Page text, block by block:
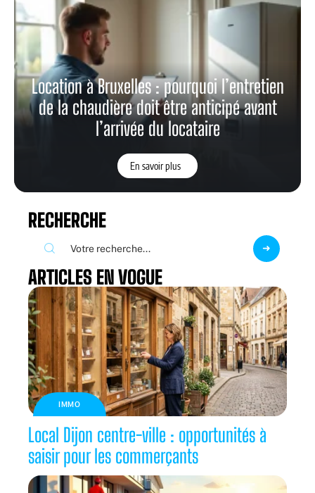
Location à Bruxelles : pourquoi l’entretien
de la chaudière doit être anticipé avant
l’arrivée du locataire
En savoir plus
RECHERCHE
ARTICLES EN VOGUE
IMMO
Local Dijon centre-ville : opportunités à
saisir pour les commerçants